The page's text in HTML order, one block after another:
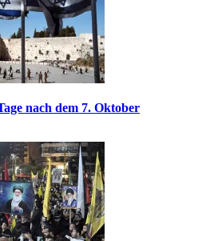
nach dem 7. Oktober